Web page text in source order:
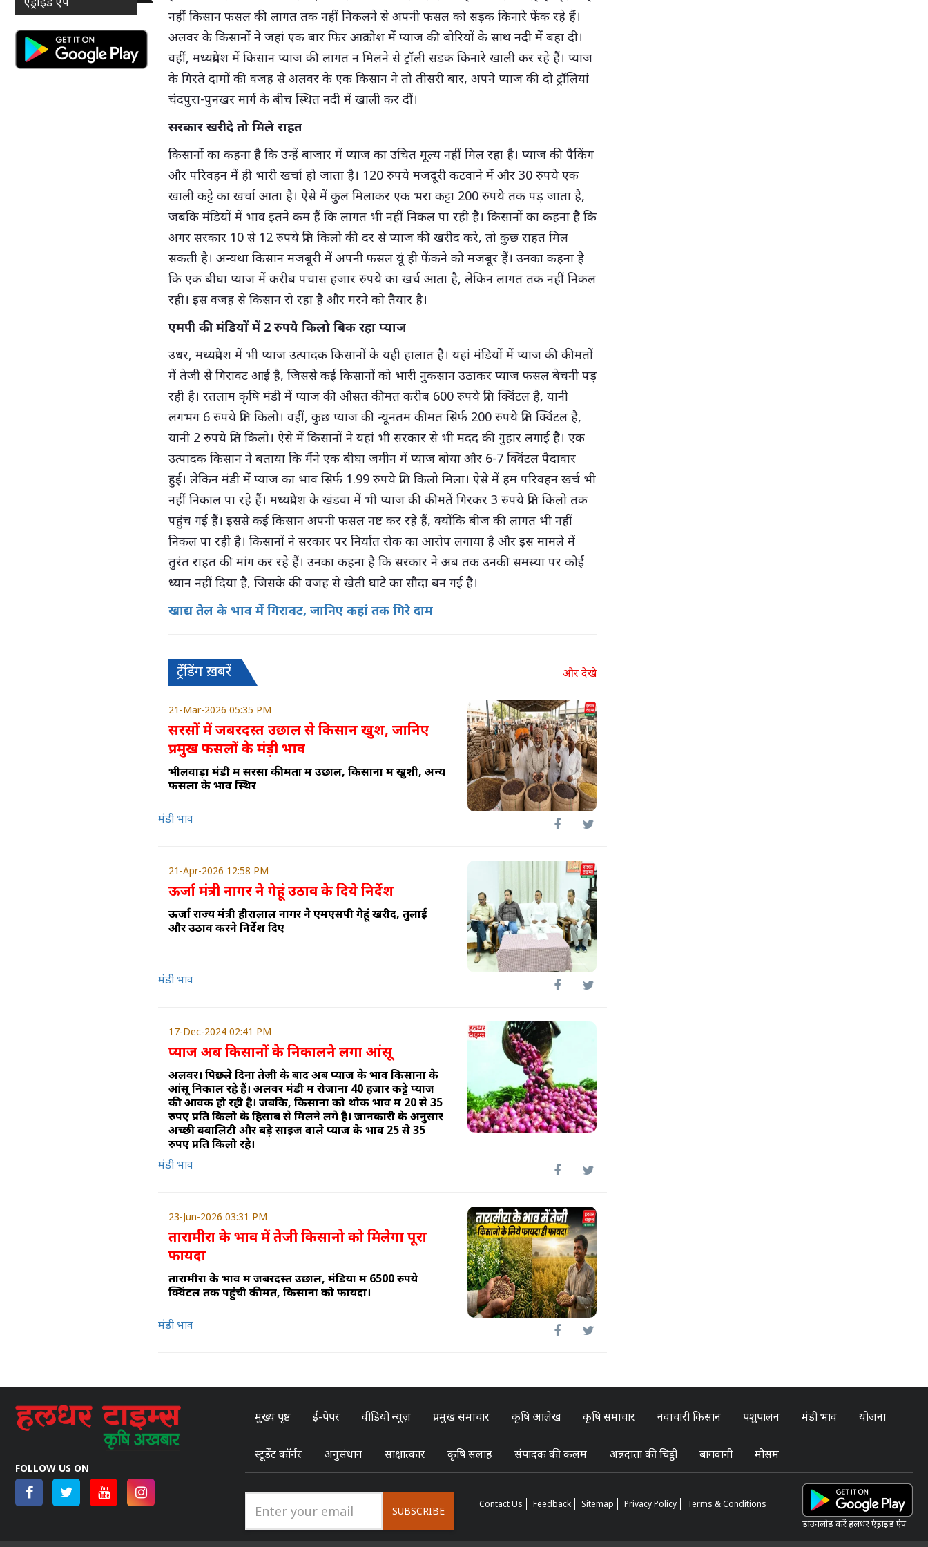
नहीं किसान फसल की लागत तक नहीं निकलने से अपनी फसल को सड़क किनारे फेंक रहे हैं।
अलवर के किसानों ने जहां एक बार फिर आक्रोश में प्याज की बोरियों के साथ नदी में बहा दी।
वहीं, मध्यप्रदेश में किसान प्याज की लागत न मिलने से ट्रॉली सड़क किनारे खाली कर रहे हैं। प्याज
के गिरते दामों की वजह से अलवर के एक किसान ने तो तीसरी बार, अपने प्याज की दो ट्रॉलियां
चंदपुरा-पुनखर मार्ग के बीच स्थित नदी में खाली कर दीं।
सरकार खरीदे तो मिले राहत
किसानों का कहना है कि उन्हें बाजार में प्याज का उचित मूल्य नहीं मिल रहा है। प्याज की पैकिंग
और परिवहन में ही भारी खर्चा हो जाता है। 120 रुपये मजदूरी कटवाने में और 30 रुपये एक
खाली कट्टे का खर्चा आता है। ऐसे में कुल मिलाकर एक भरा कट्टा 200 रुपये तक पड़ जाता है,
जबकि मंडियों में भाव इतने कम हैं कि लागत भी नहीं निकल पा रही है। किसानों का कहना है कि
अगर सरकार 10 से 12 रुपये प्रति किलो की दर से प्याज की खरीद करे, तो कुछ राहत मिल
सकती है। अन्यथा किसान मजबूरी में अपनी फसल यूं ही फेंकने को मजबूर हैं। उनका कहना है
कि एक बीघा प्याज में करीब पचास हजार रुपये का खर्च आता है, लेकिन लागत तक नहीं निकल
रही। इस वजह से किसान रो रहा है और मरने को तैयार है।
एमपी की मंडियों में 2 रुपये किलो बिक रहा प्याज
उधर, मध्यप्रदेश में भी प्याज उत्पादक किसानों के यही हालात है। यहां मंडियों में प्याज की कीमतों
में तेजी से गिरावट आई है, जिससे कई किसानों को भारी नुकसान उठाकर प्याज फसल बेचनी पड़
रही है। रतलाम कृषि मंडी में प्याज की औसत कीमत करीब 600 रुपये प्रति क्विंटल है, यानी
लगभग 6 रुपये प्रति किलो। वहीं, कुछ प्याज की न्यूनतम कीमत सिर्फ 200 रुपये प्रति क्विंटल है,
यानी 2 रुपये प्रति किलो। ऐसे में किसानों ने यहां भी सरकार से भी मदद की गुहार लगाई है। एक
उत्पादक किसान ने बताया कि मैंने एक बीघा जमीन में प्याज बोया और 6-7 क्विंटल पैदावार
हुई। लेकिन मंडी में प्याज का भाव सिर्फ 1.99 रुपये प्रति किलो मिला। ऐसे में हम परिवहन खर्च भी
नहीं निकाल पा रहे हैं। मध्यप्रदेश के खंडवा में भी प्याज की कीमतें गिरकर 3 रुपये प्रति किलो तक
पहुंच गई हैं। इससे कई किसान अपनी फसल नष्ट कर रहे हैं, क्योंकि बीज की लागत भी नहीं
निकल पा रही है। किसानों ने सरकार पर निर्यात रोक का आरोप लगाया है और इस मामले में
तुरंत राहत की मांग कर रहे हैं। उनका कहना है कि सरकार ने अब तक उनकी समस्या पर कोई
ध्यान नहीं दिया है, जिसके की वजह से खेती घाटे का सौदा बन गई है।
खाद्य तेल के भाव में गिरावट, जानिए कहां तक गिरे दाम
ट्रेंडिंग ख़बरें और देखे
21-Mar-2026 05:35 PM
सरसों में जबरदस्त उछाल से किसान खुश, जानिए
प्रमुख फसलों के मंड़ी भाव
भीलवाड़ा मंडी में सरसों कीमतों में उछाल, किसानों में खुशी, अन्य
फसलों के भाव स्थिर
मंडी भाव
21-Apr-2026 12:58 PM
ऊर्जा मंत्री नागर ने गेहूं उठाव के दिये निर्देश
ऊर्जा राज्य मंत्री हीरालाल नागर ने एमएसपी गेहूं खरीद, तुलाई
और उठाव करने निर्देश दिए
मंडी भाव
17-Dec-2024 02:41 PM
प्याज अब किसानों के निकालने लगा आंसू
अलवर। पिछले दिनों तेजी के बाद अब प्याज के भाव किसानों के
आंसू निकाल रहे हैं। अलवर मंडी में रोजाना 40 हजार कट्टे प्याज
की आवक हो रही है। जबकि, किसानों को थोक भाव में 20 से 35
रुपए प्रति किलो के हिसाब से मिलने लगे है। जानकारी के अनुसार
अच्छी क्वालिटी और बड़े साइज वाले प्याज के भाव 25 से 35
रुपए प्रति किलो रहे।
मंडी भाव
23-Jun-2026 03:31 PM
तारामीरा के भाव में तेजी किसानो को मिलेगा पूरा
फायदा
तारामीरा के भाव में जबरदस्त उछाल, मंडियों में 6500 रुपये
क्विंटल तक पहुंची कीमत, किसानों को फायदा।
मंडी भाव
FOLLOW US ON
मुख्य पृष्ठ ई-पेपर वीडियो न्यूज़ प्रमुख समाचार कृषि आलेख कृषि समाचार नवाचारी किसान पशुपालन मंडी भाव योजना
स्टूडेंट कॉर्नर अनुसंधान साक्षात्कार कृषि सलाह संपादक की कलम अन्नदाता की चिट्ठी बागवानी मौसम
SUBSCRIBE
Contact Us Feedback Sitemap Privacy Policy Terms & Conditions
डाउनलोड करें हलधर एंड्राइड ऐप